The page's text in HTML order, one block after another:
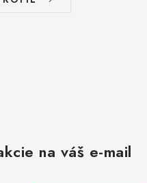
na váš e-mail